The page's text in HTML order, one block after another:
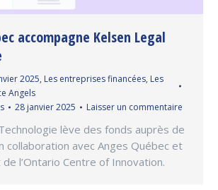
accompagne Kelsen Legal
2025, Les entreprises financées, Les
Angels
28 janvier 2025 Laisser un commentaire
lève des fonds auprès de
collaboration avec Anges Québec et
l’Ontario Centre of Innovation.